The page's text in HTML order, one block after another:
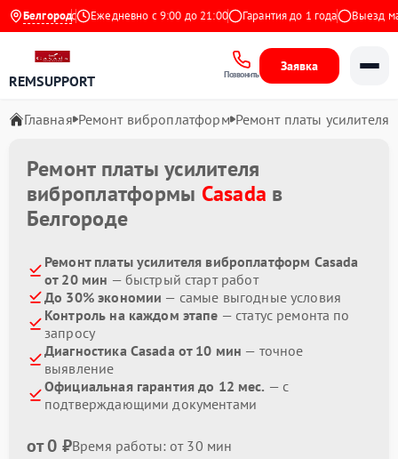
Белгород
на Яндекс Ежедневно с 9:00 до 21:00 Гарантия до 1 года Выезд
REMSUPPORT Позвонить
Заявка
Главная Ремонт виброплатформ Ремонт платы усилителя
Ремонт платы усилителя
виброплатформы Casada в
Белгороде
Ремонт платы усилителя виброплатформ Casada
от 20 мин — быстрый старт работ
До 30% экономии — самые выгодные условия
Контроль на каждом этапе — статус ремонта по
запросу
Диагностика Casada от 10 мин — точное
выявление
Официальная гарантия до 12 мес. — с
подтверждающими документами
от 0 ₽Время работы: от 30 мин